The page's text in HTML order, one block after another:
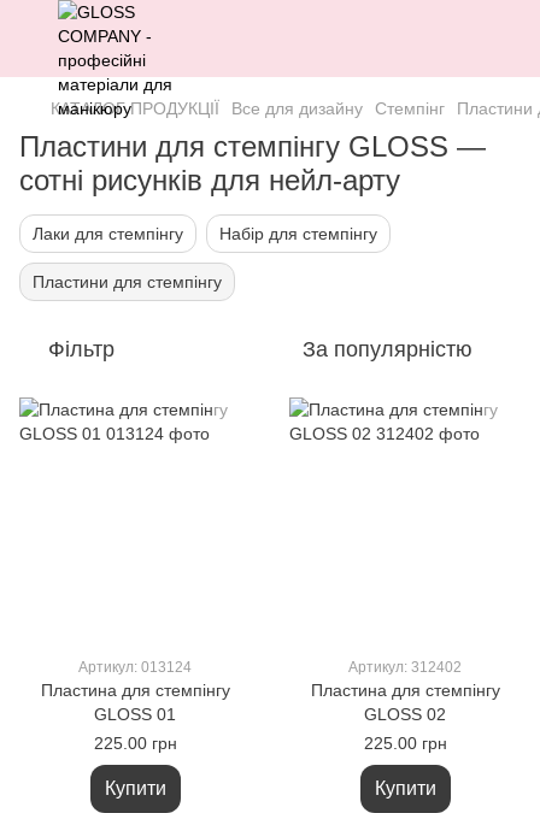
КАТАЛОГ ПРОДУКЦІЇ Все для дизайну Стемпінг Пластини
Пластини для стемпінгу GLOSS —
сотні рисунків для нейл-арту
Лаки для стемпінгу Набір для стемпінгу
Пластини для стемпінгу
Фільтр За популярністю
Артикул: 013124
Пластина для стемпінгу
GLOSS 01
225.00 грн
Купити
Артикул: 312402
Пластина для стемпінгу
GLOSS 02
225.00 грн
Купити